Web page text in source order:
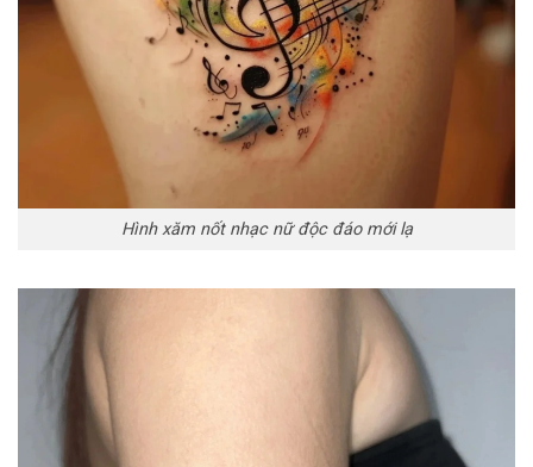
Hình xăm nốt nhạc nữ độc đáo mới lạ